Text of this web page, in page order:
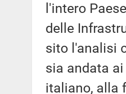
l'intero
delle
sito l'analisi
sia andata
italiano, alla